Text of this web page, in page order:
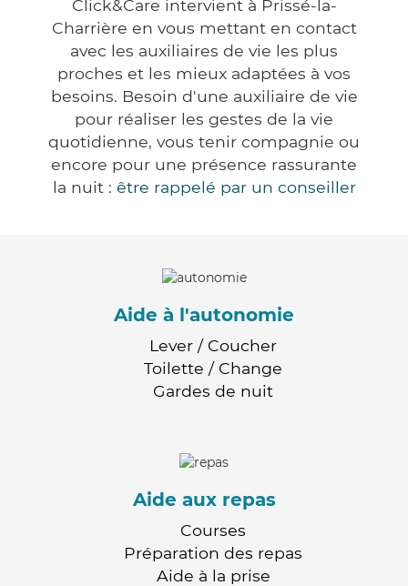
Click&Care intervient à Prissé-la-
Charrière en vous mettant en contact
avec les auxiliaires de vie les plus
proches et les mieux adaptées à vos
besoins. Besoin d'une auxiliaire de vie
pour réaliser les gestes de la vie
quotidienne, vous tenir compagnie ou
encore pour une présence rassurante
la nuit : être rappelé par un conseiller
Aide à l'autonomie
Lever / Coucher
Toilette / Change
Gardes de nuit
Aide aux repas
Courses
Préparation des repas
Aide à la prise